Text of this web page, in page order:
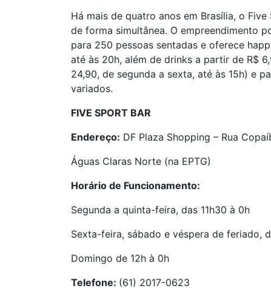
Há mais de quatro anos em Brasília, o
de forma simultânea. O empreendimento
para 250 pessoas sentadas e oferece
até às 20h, além de drinks a partir de R$
24,90, de segunda a sexta, até às 15h) e
variados.
FIVE SPORT BAR
Endereço: DF Plaza Shopping – Rua
Águas Claras Norte (na EPTG)
Horário de Funcionamento:
Segunda a quinta-feira, das 11h30 à 0h
Sexta-feira, sábado e véspera de feriado,
Domingo de 12h à 0h
Telefone: (61) 2017-0623